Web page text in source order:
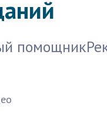
помощник